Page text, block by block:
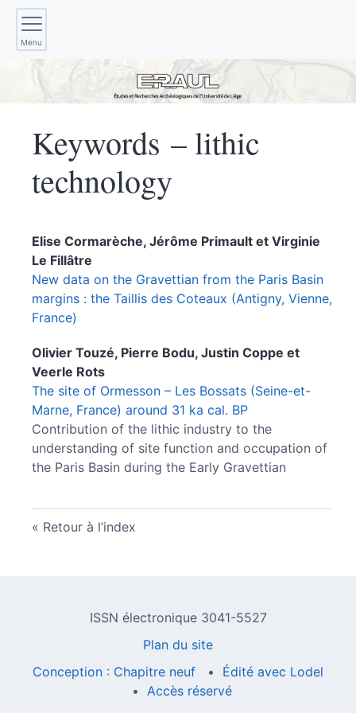
Menu
Keywords – lithic
technology
Elise Cormarèche, Jérôme Primault et Virginie
Le Fillâtre
New data on the Gravettian from the Paris Basin
margins : the Taillis des Coteaux (Antigny, Vienne,
France)
Olivier Touzé, Pierre Bodu, Justin Coppe et
Veerle Rots
The site of Ormesson – Les Bossats (Seine-et-
Marne, France) around 31 ka cal. BP
Contribution of the lithic industry to the
understanding of site function and occupation of
the Paris Basin during the Early Gravettian
Retour à l’index
ISSN électronique 3041-5527
Plan du site
Conception : Chapitre neuf
Édité avec Lodel
Accès réservé